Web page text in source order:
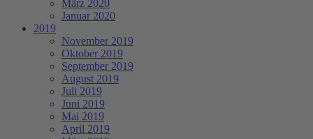
März 2020
Januar 2020
2019
November 2019
Oktober 2019
September 2019
August 2019
Juli 2019
Juni 2019
Mai 2019
April 2019